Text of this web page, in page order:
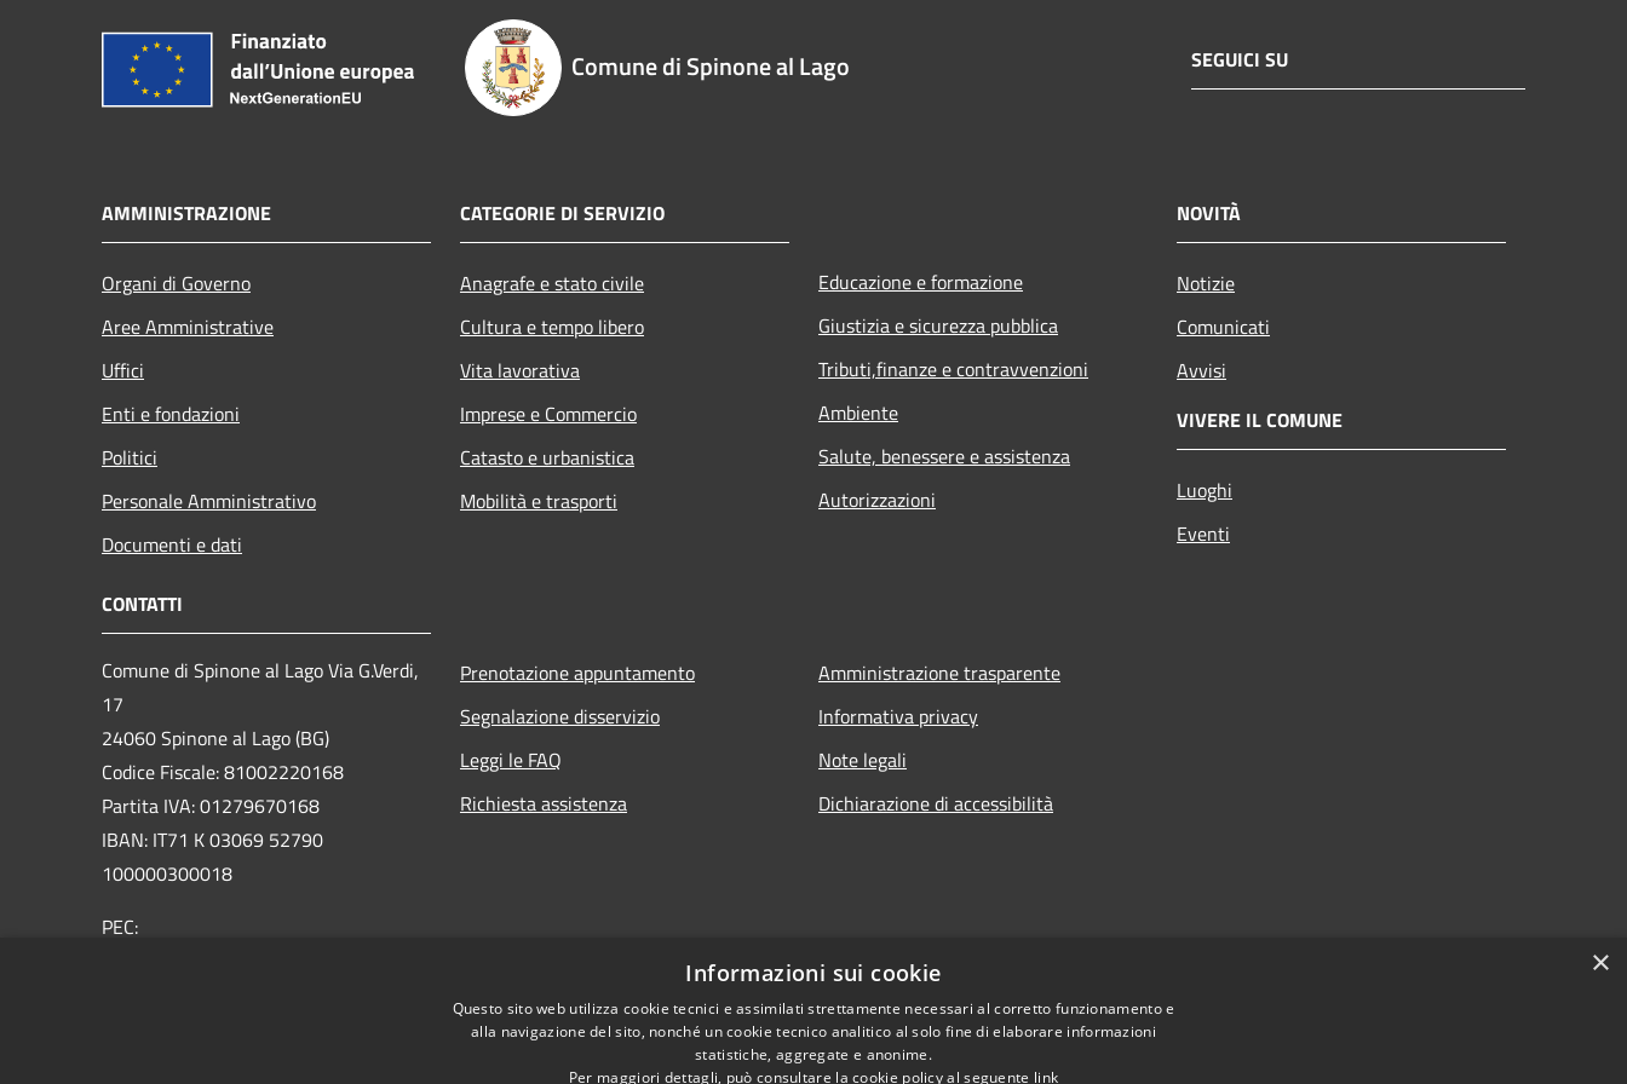
Comune di Spinone al Lago SEGUICI SU
AMMINISTRAZIONE
Organi di Governo
Aree Amministrative
Uffici
Enti e fondazioni
Politici
Personale Amministrativo
Documenti e dati
CATEGORIE DI SERVIZIO
Anagrafe e stato civile
Cultura e tempo libero
Vita lavorativa
Imprese e Commercio
Catasto e urbanistica
Mobilità e trasporti
Educazione e formazione
Giustizia e sicurezza pubblica
Tributi,finanze e contravvenzioni
Ambiente
Salute, benessere e assistenza
Autorizzazioni
NOVITÀ
Notizie
Comunicati
Avvisi
VIVERE IL COMUNE
Luoghi
Eventi
CONTATTI
Comune di Spinone al Lago Via G.Verdi,
17
24060 Spinone al Lago (BG)
Codice Fiscale: 81002220168
Partita IVA: 01279670168
IBAN: IT71 K 03069 52790
100000300018
PEC:
Prenotazione appuntamento
Segnalazione disservizio
Leggi le FAQ
Richiesta assistenza
Amministrazione trasparente
Informativa privacy
Note legali
Dichiarazione di accessibilità
×
Informazioni sui cookie
Questo sito web utilizza cookie tecnici e assimilati strettamente necessari al corretto funzionamento e
alla navigazione del sito, nonché un cookie tecnico analitico al solo fine di elaborare informazioni
statistiche, aggregate e anonime.
Per maggiori dettagli, può consultare la cookie policy al seguente link